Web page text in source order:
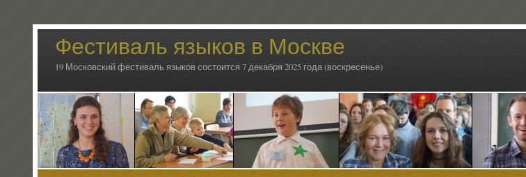
Фестиваль языков в Москве
19 Московский фестиваль языков состоится 7 декабря 2025 года (воскресенье)